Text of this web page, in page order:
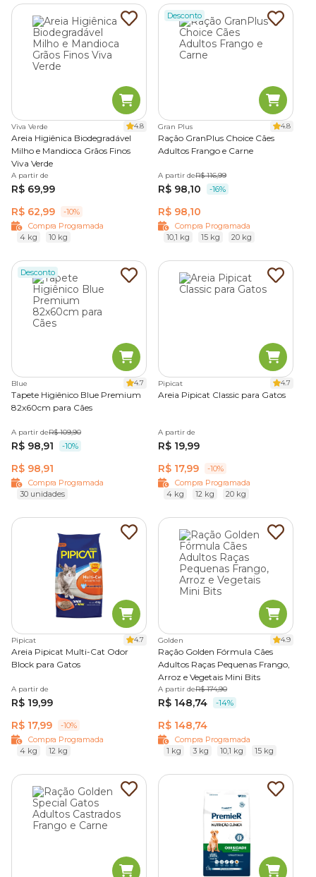
Viva Verde 4.8
Areia Higiênica Biodegradável
Milho e Mandioca Grãos Finos
Viva Verde
A partir de
R$ 69,99
R$ 62,99
-10%
Compra Programada
4 kg
10 kg
Desconto
Gran Plus 4.8
Ração GranPlus Choice Cães
Adultos Frango e Carne
A partir deR$ 116,99
R$ 98,10 -16%
R$ 98,10
Compra Programada
10,1 kg
15 kg 20 kg
Desconto
Blue 4.7
Tapete Higiênico Blue Premium
82x60cm para Cães
A partir deR$ 109,90
R$ 98,91 -10%
R$ 98,91
Compra Programada
30 unidades
Pipicat 4.7
Areia Pipicat Classic para Gatos
A partir de
R$ 19,99
R$ 17,99
-10%
Compra Programada
4 kg
12 kg 20 kg
Pipicat 4.7
Areia Pipicat Multi-Cat Odor
Block para Gatos
A partir de
R$ 19,99
R$ 17,99
-10%
Compra Programada
4 kg
12 kg
Golden 4.9
Ração Golden Fórmula Cães
Adultos Raças Pequenas Frango,
Arroz e Vegetais Mini Bits
A partir deR$ 174,90
R$ 148,74 -14%
R$ 148,74
Compra Programada
1 kg
3 kg 10,1 kg 15 kg